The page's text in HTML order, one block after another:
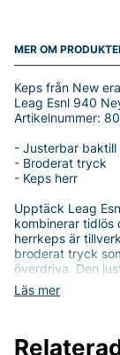
MER OM
Läs mer
Keps från New
Leag Esnl 940
Artikelnummer:
- Justerbar baktill
- Broderat tryck
- Keps herr
Upptäck Leag
kombinerar tidlös
herrkeps är
broderat tryck
överdriva. Den
perfekta
aktivitet eller outfit.
samtidigt allround